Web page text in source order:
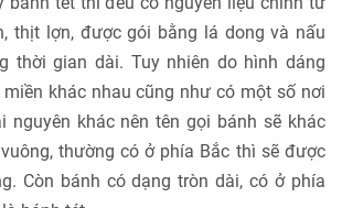
thịt lợn, được gói bằng lá dong và nấu
thời gian dài. Tuy nhiên do hình dáng
khác nhau cũng như có một số nơi
nguyên khác nên tên gọi bánh sẽ khác
thường có ở phía Bắc thì sẽ được
Còn bánh có dạng tròn dài, có ở phía